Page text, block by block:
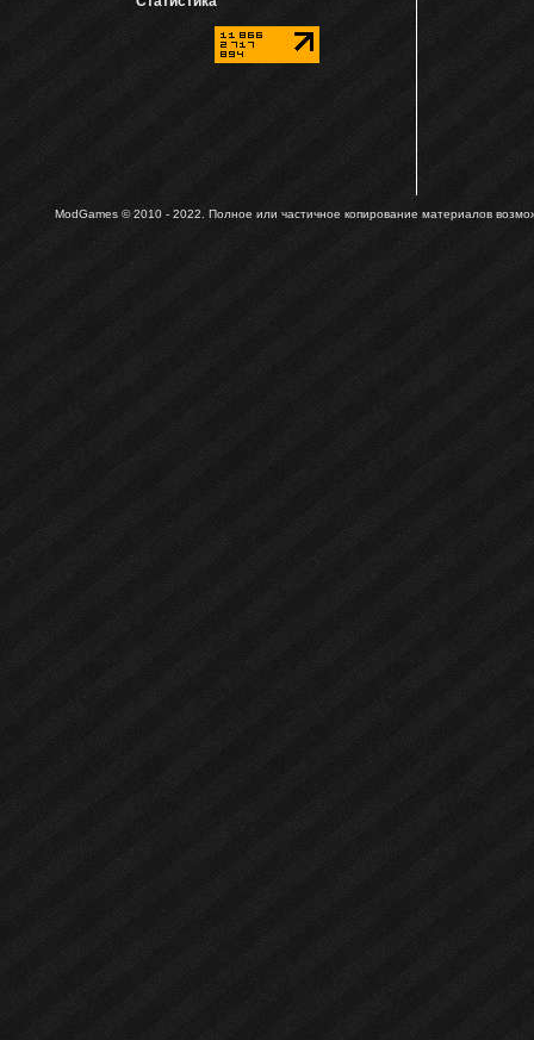
ModGames © 2010 - 2022.Полное или частичное копирование материалов